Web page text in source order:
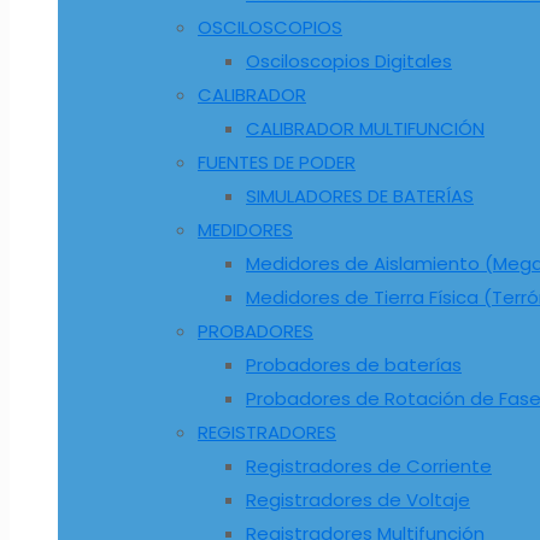
OSCILOSCOPIOS
Osciloscopios Digitales
CALIBRADOR
CALIBRADOR MULTIFUNCIÓN
FUENTES DE PODER
SIMULADORES DE BATERÍAS
MEDIDORES
Medidores de Aislamiento
Medidores de Tierra Física
PROBADORES
Probadores de baterías
Probadores de Rotación de Fase
REGISTRADORES
Registradores de Corriente
Registradores de Voltaje
Registradores Multifunción